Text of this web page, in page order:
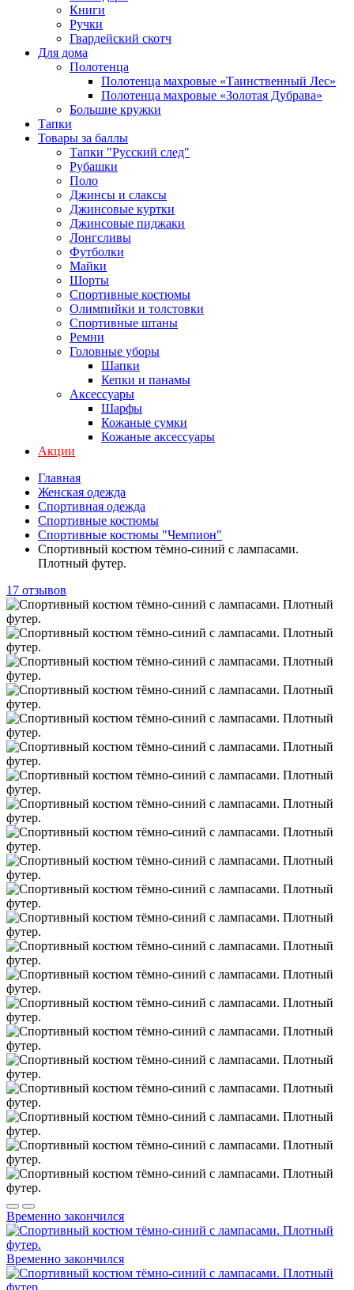
Книги
Ручки
Гвардейский скотч
Для дома
Полотенца
Полотенца махровые «Таинственный Лес»
Полотенца махровые «Золотая Дубрава»
Большие кружки
Тапки
Товары за баллы
Тапки "Русский след"
Рубашки
Поло
Джинсы и слаксы
Джинсовые куртки
Джинсовые пиджаки
Лонгсливы
Футболки
Майки
Шорты
Спортивные костюмы
Олимпийки и толстовки
Спортивные штаны
Ремни
Головные уборы
Шапки
Кепки и панамы
Аксессуары
Шарфы
Кожаные сумки
Кожаные аксессуары
Акции
Главная
Женская одежда
Спортивная одежда
Спортивные костюмы
Спортивные костюмы "Чемпион"
Спортивный костюм тёмно-синий с лампасами.
Плотный футер.
17 отзывов
Временно закончился
Временно закончился